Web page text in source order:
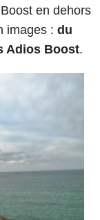
en dehors
images : du
Adios Boost.